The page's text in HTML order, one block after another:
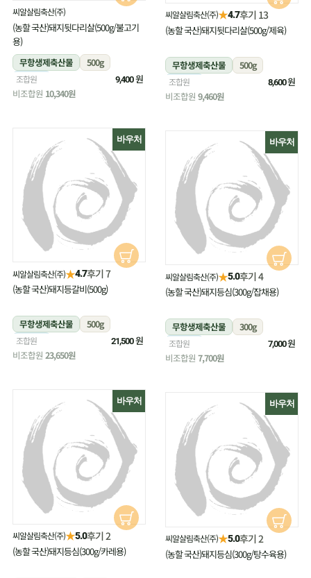
씨알살림축산(주)
(농할 국산)돼지뒷다리살(500g/불고기
용)
무항생제축산물
500g
냉장
조합원 9,400원
비조합원 10,340원
씨알살림축산(주)★4.7후기 13
(농할 국산)돼지뒷다리살(500g/제육)
무항생제축산물
500g
냉장
조합원 8,600원
비조합원 9,460원
바우처
씨알살림축산(주)★4.7후기 7
(농할 국산)돼지등갈비(500g)
무항생제축산물
500g
냉장
조합원 21,500원
비조합원 23,650원
바우처
씨알살림축산(주)★5.0후기 4
(농할 국산)돼지등심(300g/잡채용)
무항생제축산물
300g
냉장
조합원 7,000원
비조합원 7,700원
바우처
씨알살림축산(주)★5.0후기 2
(농할 국산)돼지등심(300g/카레용)
바우처
씨알살림축산(주)★5.0후기 2
(농할 국산)돼지등심(300g/탕수육용)